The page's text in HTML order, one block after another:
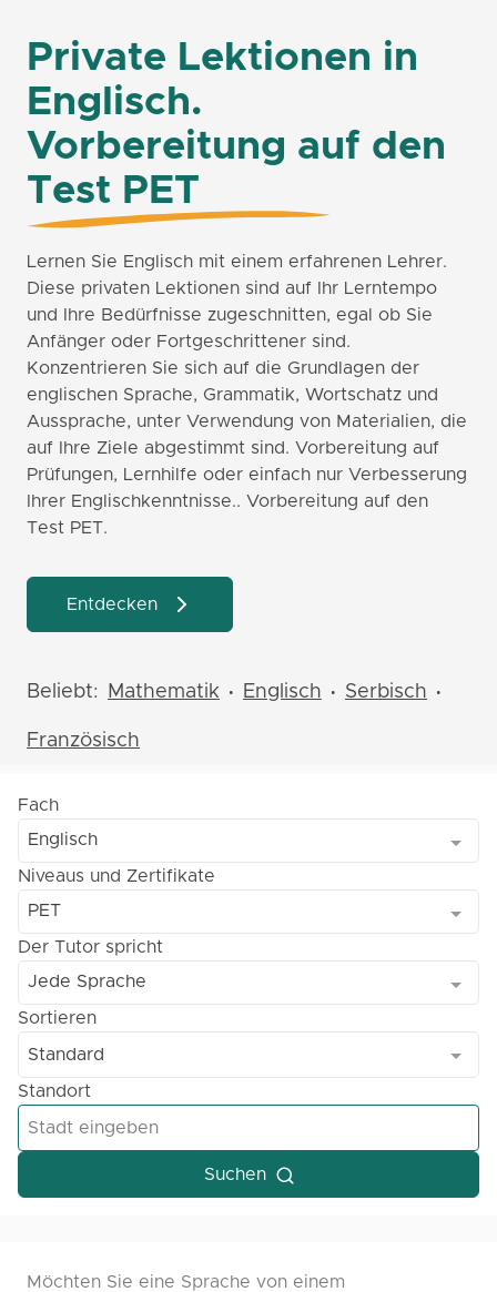
Private Lektionen in
Englisch.
Vorbereitung auf den
Test PET
Lernen Sie Englisch mit einem erfahrenen Lehrer.
Diese privaten Lektionen sind auf Ihr Lerntempo
und Ihre Bedürfnisse zugeschnitten, egal ob Sie
Anfänger oder Fortgeschrittener sind.
Konzentrieren Sie sich auf die Grundlagen der
englischen Sprache, Grammatik, Wortschatz und
Aussprache, unter Verwendung von Materialien, die
auf Ihre Ziele abgestimmt sind. Vorbereitung auf
Prüfungen, Lernhilfe oder einfach nur Verbesserung
Ihrer Englischkenntnisse.. Vorbereitung auf den
Test PET.
Entdecken
Beliebt: Mathematik • Englisch • Serbisch •
Französisch
Fach
Englisch
Niveaus und Zertifikate
PET
Der Tutor spricht
Jede Sprache
Sortieren
Standard
Standort
Suchen
Möchten Sie eine Sprache von einem